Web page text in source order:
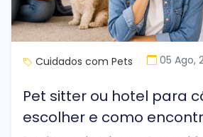
Cuidados com Pets 05 Ago,
Pet sitter ou hotel para
escolher e como